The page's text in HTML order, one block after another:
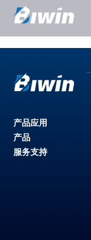
404
Page Not Present
产品应用
产品
服务支持